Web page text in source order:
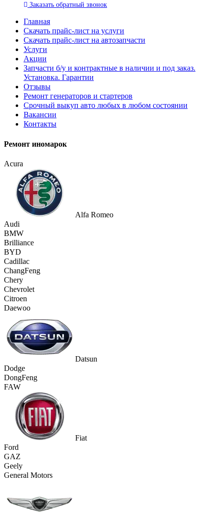
Заказать обратный звонок
Главная
Скачать прайс-лист на услуги
Скачать прайс-лист на автозапчасти
Услуги
Акции
Запчасти б/у и контрактные в наличии и под заказ.
Установка. Гарантии
Отзывы
Ремонт генераторов и стартеров
Cрочный выкуп авто любых в любом состоянии
Вакансии
Контакты
Ремонт иномарок
Acura
Alfa Romeo
Audi
BMW
Brilliance
BYD
Cadillac
ChangFeng
Chery
Chevrolet
Citroen
Daewoo
Datsun
Dodge
DongFeng
FAW
Fiat
Ford
GAZ
Geely
General Motors